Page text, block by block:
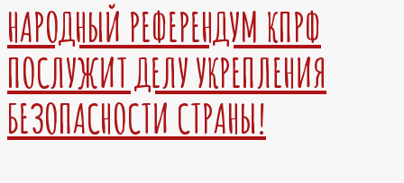
НАРОДНЫЙ РЕФЕРЕНДУМ КПРФ
ПОСЛУЖИТ ДЕЛУ УКРЕПЛЕНИЯ
БЕЗОПАСНОСТИ СТРАНЫ!